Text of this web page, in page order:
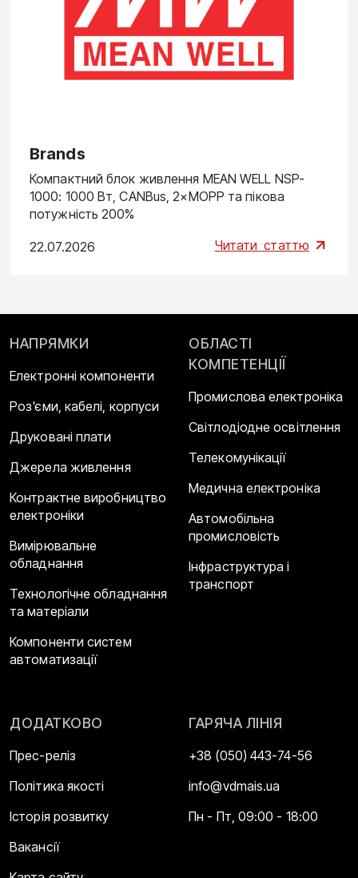
Brands
Компактний блок живлення MEAN WELL NSP-
1000: 1000 Вт, CANBus, 2×MOPP та пікова
потужність 200%
22.07.2026 Читати статтю
НАПРЯМКИ
Електронні компоненти
Роз'єми, кабелі, корпуси
Друковані плати
Джерела живлення
Контрактне виробництво
електроніки
Вимірювальне
обладнання
Технологічне обладнання
та матеріали
Компоненти систем
автоматизації
ОБЛАСТІ
КОМПЕТЕНЦІЇ
Промислова електроніка
Світлодіодне освітлення
Телекомунікації
Медична електроніка
Автомобільна
промисловість
Інфраструктура і
транспорт
ДОДАТКОВО
Прес-реліз
Політика якості
Історія розвитку
Вакансії
ГАРЯЧА ЛІНІЯ
+38 (050) 443-74-56
info@vdmais.ua
Пн - Пт, 09:00 - 18:00